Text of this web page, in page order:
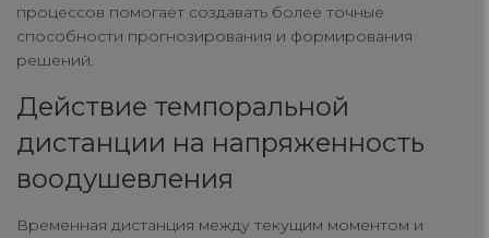
процессов помогает создавать более точные
способности прогнозирования и формирования
решений.
Действие темпоральной
дистанции на напряженность
воодушевления
Временная дистанция между текущим моментом и